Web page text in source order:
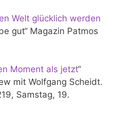
Welt glücklich werden
gut“ Magazin Patmos
Moment als jetzt“
mit Wolfgang Scheidt.
Samstag, 19.